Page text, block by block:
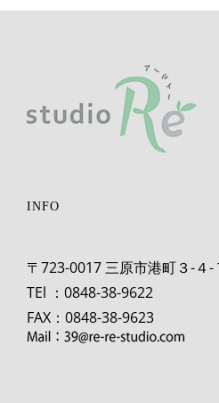
INFO
〒723-0017 三原市港町３-４
TEl ：0848-38-9622
FAX：0848-38-9623